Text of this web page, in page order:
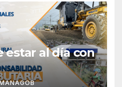
estar al día con